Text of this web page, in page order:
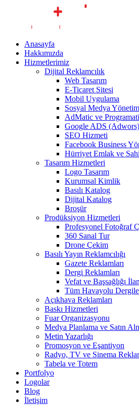
Anasayfa
Hakkımızda
Hizmetlerimiz
Dijital Reklamcılık
Web Tasarım
E-Ticaret Sitesi
Mobil Uygulama
Sosyal Medya
AdMatic ve
Google ADS (Adwors)
SEO Hizmeti
Facebook Business
Hürriyet Emlak ve
Tasarım Hizmetleri
Logo Tasarım
Kurumsal Kimlik
Basılı Katalog
Dijital Katalog
Broşür
Prodüksiyon Hizmetleri
Profesyonel Fotoğraf
360 Sanal Tur
Drone Çekim
Basılı Yayın Reklamcılığı
Gazete Reklamları
Dergi Reklamları
Vefat ve Başsağlığı
Tüm Havayolu
Açıkhava Reklamları
Baskı Hizmetleri
Fuar Organizasyonu
Medya Planlama ve Satın
Metin Yazarlığı
Promosyon ve Eşantiyon
Radyo, TV ve Sinema
Tabela ve Totem
Portfolyo
Logolar
Blog
İletişim